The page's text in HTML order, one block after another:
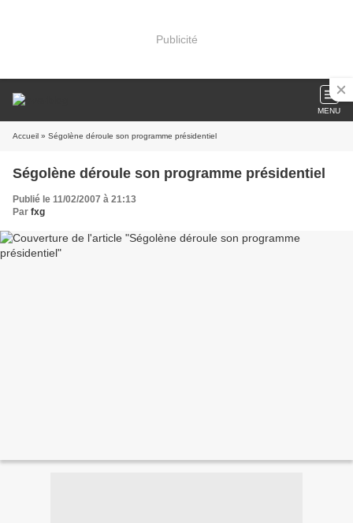
Publicité
MENU
Accueil » Ségolène déroule son programme présidentiel
Ségolène déroule son programme présidentiel
Publié le 11/02/2007 à 21:13
Par fxg